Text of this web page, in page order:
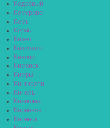
Кедровый
Кемерово
Кемь
Керчь
Кизел
Кизилюрт
Кизляр
Кимовск
Кимры
Кингисепп
Кинель
Кинешма
Киреевск
Киренск